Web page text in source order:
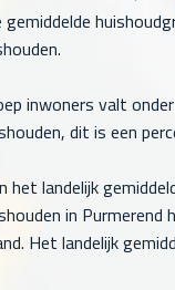
gemiddelde
inwoners valt
dit is een
het landelijk
in Purmerend
Het landelijk